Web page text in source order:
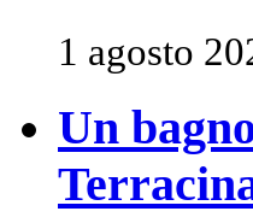
1 agosto
Un